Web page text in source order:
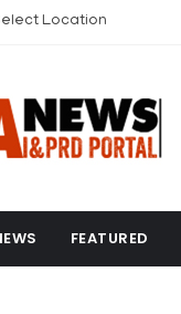
Location
FEATURED